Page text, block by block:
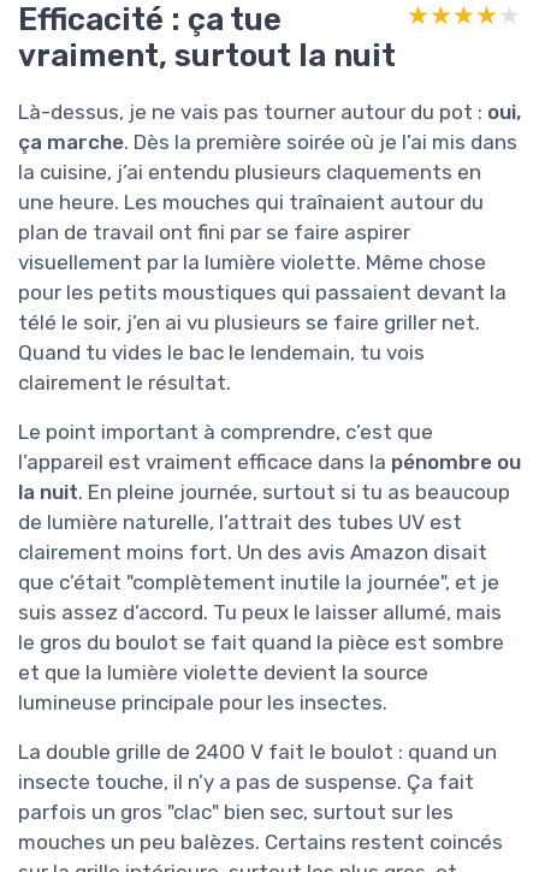
Efficacité : ça tue
vraiment, surtout la nuit
★★★★★
★★★★★
Là-dessus, je ne vais pas tourner autour du pot : oui,
ça marche. Dès la première soirée où je l’ai mis dans
la cuisine, j’ai entendu plusieurs claquements en
une heure. Les mouches qui traînaient autour du
plan de travail ont fini par se faire aspirer
visuellement par la lumière violette. Même chose
pour les petits moustiques qui passaient devant la
télé le soir, j’en ai vu plusieurs se faire griller net.
Quand tu vides le bac le lendemain, tu vois
clairement le résultat.
Le point important à comprendre, c’est que
l’appareil est vraiment efficace dans la pénombre ou
la nuit. En pleine journée, surtout si tu as beaucoup
de lumière naturelle, l’attrait des tubes UV est
clairement moins fort. Un des avis Amazon disait
que c’était "complètement inutile la journée", et je
suis assez d’accord. Tu peux le laisser allumé, mais
le gros du boulot se fait quand la pièce est sombre
et que la lumière violette devient la source
lumineuse principale pour les insectes.
La double grille de 2400 V fait le boulot : quand un
insecte touche, il n’y a pas de suspense. Ça fait
parfois un gros "clac" bien sec, surtout sur les
mouches un peu balèzes. Certains restent coincés